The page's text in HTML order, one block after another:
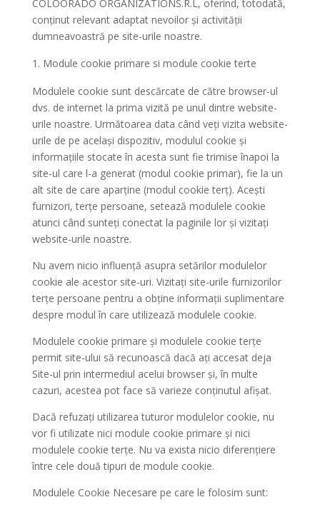
COLOORADO ORGANIZATIONS.R.L, oferind, totodată,
conținut relevant adaptat nevoilor și activității
dumneavoastră pe site-urile noastre.
Module cookie primare si module cookie terte
Modulele cookie sunt descărcate de către browser-ul
dvs. de internet la prima vizită pe unul dintre website-
urile noastre. Următoarea data când veți vizita website-
urile de pe același dispozitiv, modulul cookie și
informațiile stocate în acesta sunt fie trimise înapoi la
site-ul care l-a generat (modul cookie primar), fie la un
alt site de care aparține (modul cookie terț). Acești
furnizori, terțe persoane, setează modulele cookie
atunci când sunteți conectat la paginile lor și vizitați
website-urile noastre.
Nu avem nicio influență asupra setărilor modulelor
cookie ale acestor site-uri. Vizitați site-urile furnizorilor
terțe persoane pentru a obține informații suplimentare
despre modul în care utilizează modulele cookie.
Modulele cookie primare și modulele cookie terțe
permit site-ului să recunoască dacă ați accesat deja
Site-ul prin intermediul acelui browser și, în multe
cazuri, acestea pot face să varieze conținutul afișat.
Dacă refuzați utilizarea tuturor modulelor cookie, nu
vor fi utilizate nici module cookie primare și nici
modulele cookie terțe. Nu va exista nicio diferențiere
între cele două tipuri de module cookie.
Modulele Cookie Necesare pe care le folosim sunt: